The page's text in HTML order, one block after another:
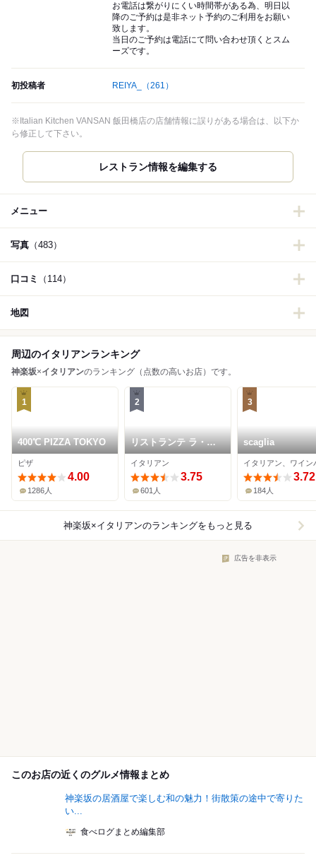
お電話は繋がりにくい時間帯がある為、明日以
降のご予約は是非ネット予約のご利用をお願い
致します。
当日のご予約は電話にて問い合わせ頂くとスム
ーズです。
初投稿者 REIYA_ （261）
※Italian Kitchen VANSAN 飯田橋店の店舗情報に誤りがある場合は、以下か
ら修正して下さい。
レストラン情報を編集する
メニュー
写真 （483）
口コミ （114）
地図
周辺のイタリアンランキング
神楽坂×イタリアンのランキング（点数の高いお店）です。
1
400℃ PIZZA TOKYO
ピザ
4.00
1286人
2
リストランテ ラ・バ
リック トウキョウ
イタリアン
3.75
601人
3
scaglia
イタリアン、ワイン
3.72
184人
神楽坂×イタリアンのランキングをもっと見る
広告を非表示
このお店の近くのグルメ情報まとめ
神楽坂の居酒屋で楽しむ和の魅力！街散策の途中で寄りた
い...
食べログまとめ編集部